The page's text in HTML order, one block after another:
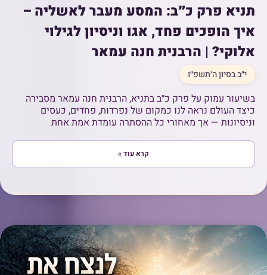
תניא פרק כ״ב: המסע מעבר לאשליה –
איך הופכים פחד, אגו וניסיון לגילוי
אלוקי? | הרבנית חנה עמאר
י״ב בסיון ה׳תשפ״ו
בשיעור עמוק על פרק כ״ב בתניא, הרבנית חנה עמאר מסבירה
כיצד העולם נראה לנו כמקום של נפרדות, פחדים, כעסים
וניסיונות — אך מאחורי כל ההסתרה עומדת אמת אחת
קרא עוד »